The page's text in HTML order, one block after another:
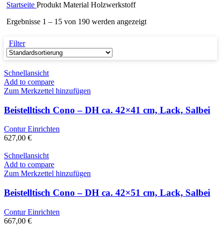
Startseite Produkt Material Holzwerkstoff
Ergebnisse 1 – 15 von 190 werden angezeigt
Filter
Schnellansicht
Add to compare
Zum Merkzettel hinzufügen
Beistelltisch Cono – DH ca. 42×41 cm, Lack, Salbei
Contur Einrichten
627,00 €
Schnellansicht
Add to compare
Zum Merkzettel hinzufügen
Beistelltisch Cono – DH ca. 42×51 cm, Lack, Salbei
Contur Einrichten
667,00 €